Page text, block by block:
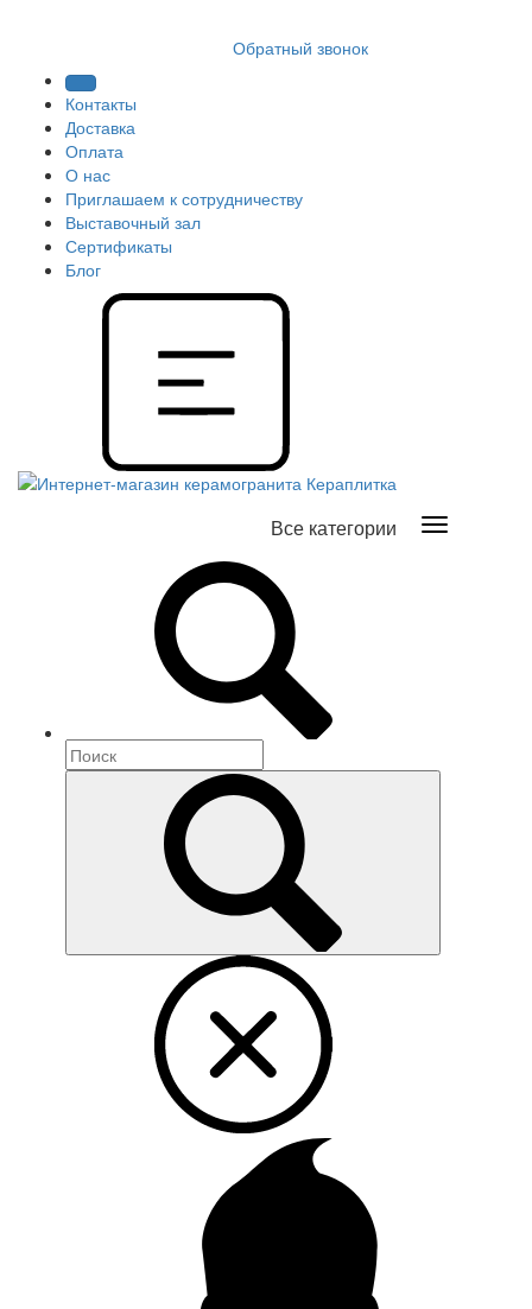
Обратный звонок
Контакты
Доставка
Оплата
О нас
Приглашаем к сотрудничеству
Выставочный зал
Сертификаты
Блог
Все категории